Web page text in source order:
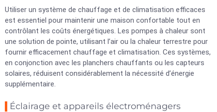
Utiliser un système de chauffage et de climatisation efficaces
est essentiel pour maintenir une maison confortable tout en
contrôlant les coûts énergétiques. Les pompes à chaleur sont
une solution de pointe, utilisant l’air ou la chaleur terrestre pour
fournir efficacement chauffage et climatisation. Ces systèmes,
en conjonction avec les planchers chauffants ou les capteurs
solaires, réduisent considérablement la nécessité d’énergie
supplémentaire.
Éclairage et appareils électroménagers